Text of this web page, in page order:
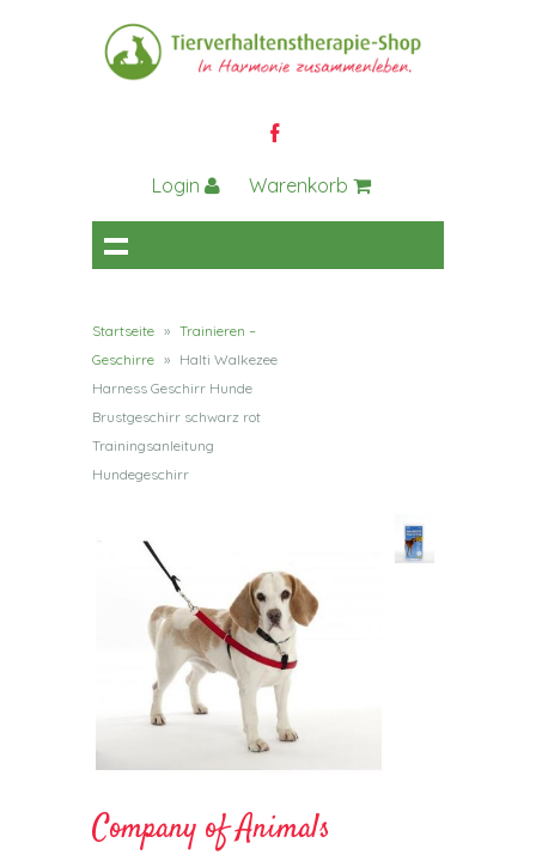
Login Warenkorb
Startseite » Trainieren –
Geschirre » Halti Walkezee
Harness Geschirr Hunde
Brustgeschirr schwarz rot
Trainingsanleitung
Hundegeschirr
Company of Animals